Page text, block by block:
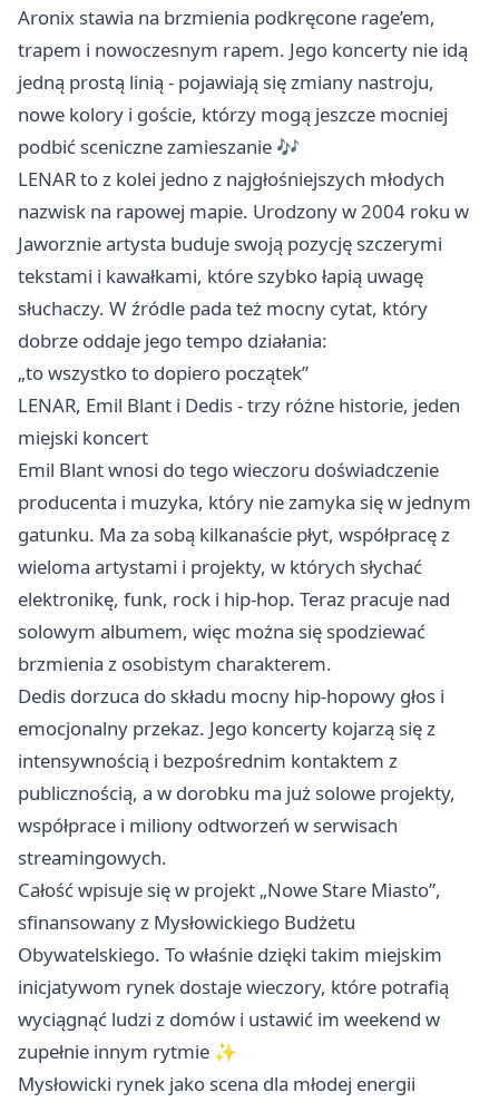
Aronix stawia na brzmienia podkręcone rage’em,
trapem i nowoczesnym rapem. Jego koncerty nie idą
jedną prostą linią - pojawiają się zmiany nastroju,
nowe kolory i goście, którzy mogą jeszcze mocniej
podbić sceniczne zamieszanie 🎶
LENAR to z kolei jedno z najgłośniejszych młodych
nazwisk na rapowej mapie. Urodzony w 2004 roku w
Jaworznieartysta buduje swoją pozycję szczerymi
tekstami i kawałkami, które szybko łapią uwagę
słuchaczy. W źródle pada też mocny cytat, który
dobrze oddaje jego tempo działania:
„to wszystko to dopiero początek”
LENAR, Emil Blant i Dedis - trzy różne historie, jeden
miejski koncert
Emil Blant wnosi do tego wieczoru doświadczenie
producenta i muzyka, który nie zamyka się w jednym
gatunku. Ma za sobą kilkanaście płyt, współpracę z
wieloma artystami i projekty, w których słychać
elektronikę, funk, rock i hip-hop. Teraz pracuje nad
solowym albumem, więc można się spodziewać
brzmienia z osobistym charakterem.
Dedis dorzuca do składu mocny hip-hopowy głos i
emocjonalny przekaz. Jego koncerty kojarzą się z
intensywnością i bezpośrednim kontaktem z
publicznością, a w dorobku ma już solowe projekty,
współprace i miliony odtworzeń w serwisach
streamingowych.
Całość wpisuje się w projekt „Nowe Stare Miasto”,
sfinansowany z Mysłowickiego Budżetu
Obywatelskiego. To właśnie dzięki takim miejskim
inicjatywom rynek dostaje wieczory, które potrafią
wyciągnąć ludzi z domów i ustawić im weekend w
zupełnie innym rytmie ✨
Mysłowicki rynek jako scena dla młodej energii